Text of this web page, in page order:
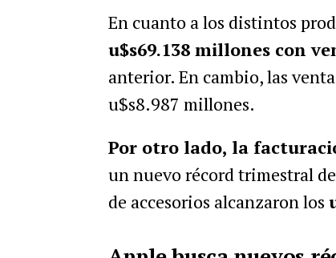
En cuanto a los distintos
u$s69.138 millones con
anterior. En cambio, las
u$s8.987 millones.
Por otro lado, la
un nuevo récord trimestral de
de accesorios alcanzaron los